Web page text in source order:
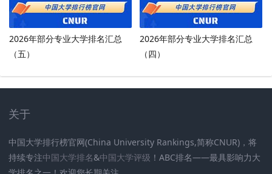
2026年部分专业大学排名汇总
（五）
2026年部分专业大学排名汇总
（四）
关于
中国大学排行榜官网(China University Rankings,简称CNUR)，将
持续专注中国大学排名&中国大学评级 ！ABC排名——最具影响力大